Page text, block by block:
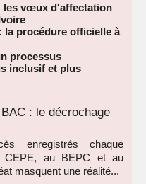
les vœux d'affectation
la procédure officielle à
processus
inclusif et plus
: le décrochage
enregistrés chaque
CEPE, au BEPC et au
masquent une réalité...